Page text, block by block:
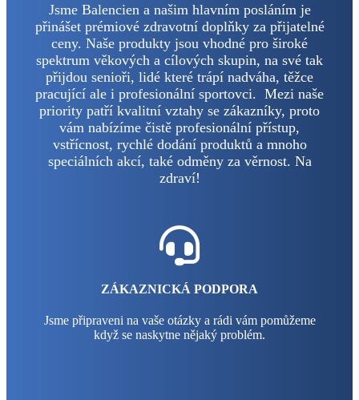
Jsme Balencien a našim hlavním posláním je
přinášet prémiové zdravotní doplňky za přijatelné
ceny. Naše produkty jsou vhodné pro široké
spektrum věkových a cílových skupin, na své tak
přijdou senioři, lidé které trápí nadváha, těžce
pracující ale i profesionální sportovci. Mezi naše
priority patří kvalitní vztahy se zákazníky, proto
vám nabízíme čistě profesionální přístup,
vstřícnost, rychlé dodání produktů a mnoho
speciálních akcí, také odměny za věrnost. Na
zdraví!
ZÁKAZNICKÁ PODPORA
Jsme připraveni na vaše otázky a rádi vám pomůžeme
když se naskytne nějaký problém.